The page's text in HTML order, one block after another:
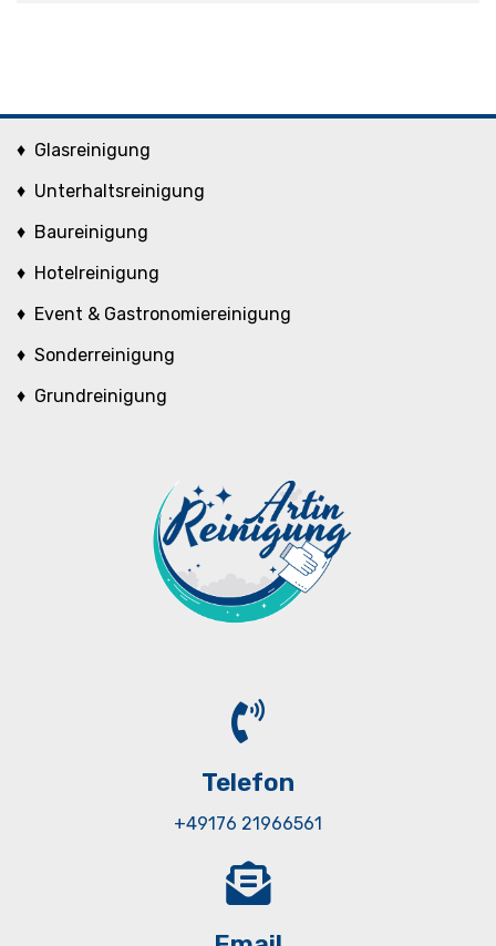
♦ Glasreinigung
♦ Unterhaltsreinigung
♦ Baureinigung
♦ Hotelreinigung
♦ Event & Gastronomiereinigung
♦ Sonderreinigung
♦ Grundreinigung
Telefon
+49176 21966561